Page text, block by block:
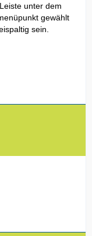
unter dem
gewählt
sein.